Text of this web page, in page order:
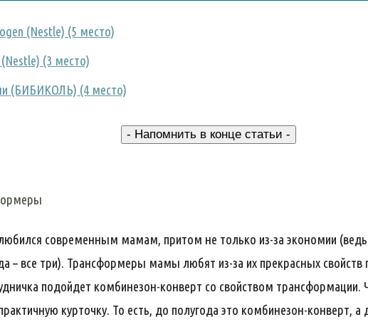
(Nestle) (5 место)
(3 место)
(БИБИКОЛЬ) (4 место)
- Напомнить в конце статьи -
современным мамам, притом не только из-за экономии
– все три). Трансформеры мамы любят из-за их прекрасных свойств
подойдет комбинезон-конверт со свойством
курточку. То есть, до полугода это комбинезон-конверт, а